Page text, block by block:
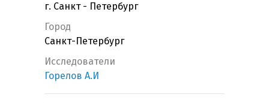
г. Санкт - Петербург
Город
Санкт-Петербург
Исследователи
Горелов А.И